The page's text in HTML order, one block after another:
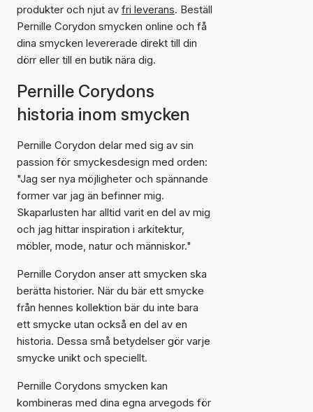
produkter och njut av fri leverans. Beställ
Pernille Corydon smycken online och få
dina smycken levererade direkt till din
dörr eller till en butik nära dig.
Pernille Corydons
historia inom smycken
Pernille Corydon delar med sig av sin
passion för smyckesdesign med orden:
"Jag ser nya möjligheter och spännande
former var jag än befinner mig.
Skaparlusten har alltid varit en del av mig
och jag hittar inspiration i arkitektur,
möbler, mode, natur och människor."
Pernille Corydon anser att smycken ska
berätta historier. När du bär ett smycke
från hennes kollektion bär du inte bara
ett smycke utan också en del av en
historia. Dessa små betydelser gör varje
smycke unikt och speciellt.
Pernille Corydons smycken kan
kombineras med dina egna arvegods för